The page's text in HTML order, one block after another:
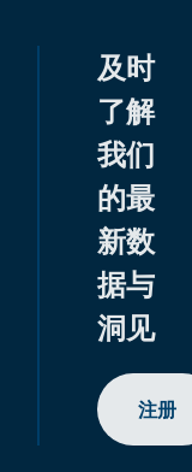
及时
了解
我们
的最
新数
据与
洞见
注册